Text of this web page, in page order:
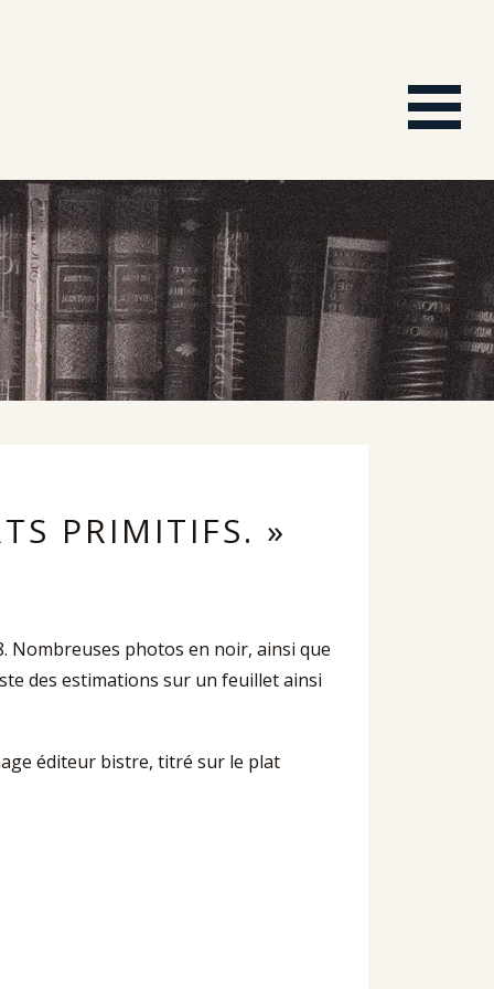
PRIMITIFS. »
Nombreuses photos en noir, ainsi que
des estimations sur un feuillet ainsi
éditeur bistre, titré sur le plat